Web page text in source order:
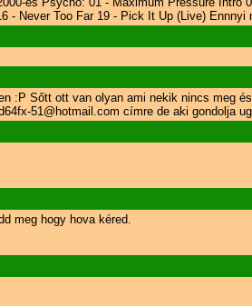
- Never Too Far 19 - Pick It Up (Live)
:P Sőtt ott van olyan ami nekik nincs meg
51@hotmail.com címre de aki gondolja
meg hogy hova kéred.